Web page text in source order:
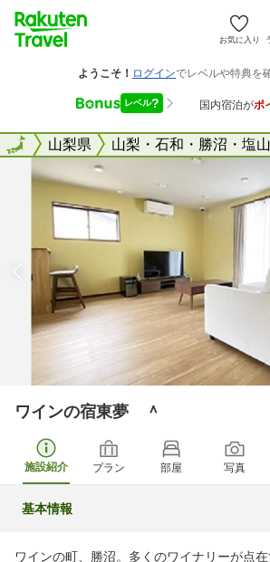
お気に入り
全国山梨県 山梨・石和・勝沼・塩山
全国
ワインの宿東夢 ＾
施設紹介 プラン 部屋 写真
基本情報
ワインの町、勝沼。多くのワイナリーが点